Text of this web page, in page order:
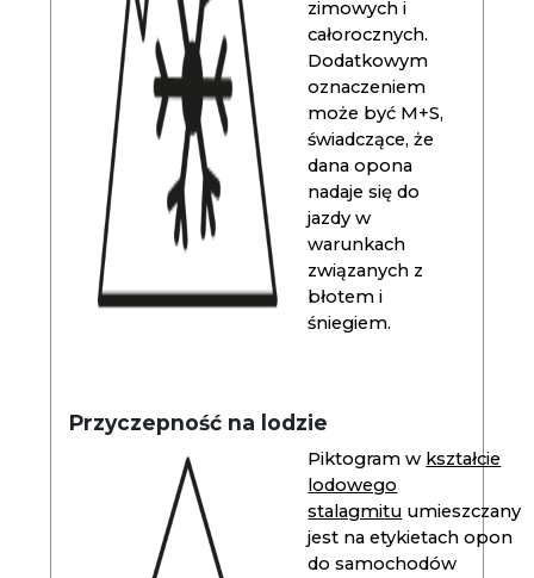
zimowych i
całorocznych.
Dodatkowym
oznaczeniem
może być M+S,
świadczące, że
dana opona
nadaje się do
jazdy w
warunkach
związanych z
błotem i
śniegiem.
Przyczepność na lodzie
Piktogram w kształcie
lodowego
stalagmitu umieszczany
jest na etykietach opon
do samochodów